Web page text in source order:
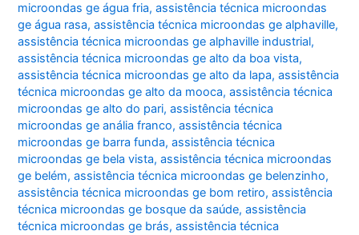
microondas ge água fria,assistência técnica microondas
ge água rasa,assistência técnica microondas ge alphaville,
assistência técnica microondas ge alphaville industrial,
assistência técnica microondas ge alto da boa vista,
assistência técnica microondas ge alto da lapa,assistência
técnica microondas ge alto da mooca,assistência técnica
microondas ge alto do pari,assistência técnica
microondas ge anália franco,assistência técnica
microondas ge barra funda,assistência técnica
microondas ge bela vista,assistência técnica microondas
ge belém,assistência técnica microondas ge belenzinho,
assistência técnica microondas ge bom retiro,assistência
técnica microondas ge bosque da saúde,assistência
técnica microondas ge brás,assistência técnica